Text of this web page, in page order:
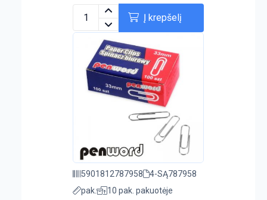
Į krepšelį
5901812787958
4-SĄ787958
pak.
10 pak. pakuotėje